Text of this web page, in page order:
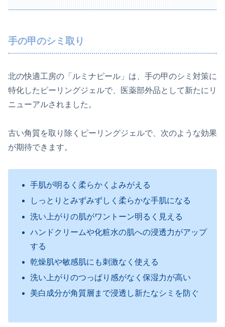
手の甲のシミ取り
北の快適工房の「ルミナピール」は、手の甲のシミ対策に
特化したピーリングジェルで、医薬部外品として新たにリ
ニューアルされました。
古い角質を取り除くピーリングジェルで、次のような効果
が期待できます。
手肌が明るく柔らかくよみがえる
しっとりとみずみずしく柔らかな手肌になる
洗い上がりの肌がワントーン明るく見える
ハンドクリームや化粧水の肌への浸透力がアップ
する
乾燥肌や敏感肌にも刺激なく使える
洗い上がりのつっぱり感がなく保湿力が高い
美白成分が角質層まで浸透し新たなシミを防ぐ